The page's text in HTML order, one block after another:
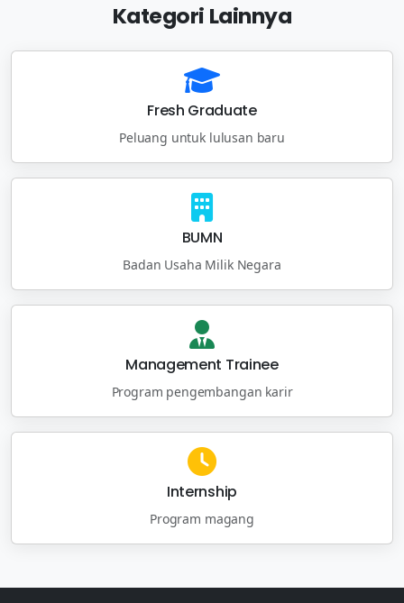
Kategori Lainnya
Fresh Graduate
Peluang untuk lulusan baru
BUMN
Badan Usaha Milik Negara
Management Trainee
Program pengembangan karir
Internship
Program magang